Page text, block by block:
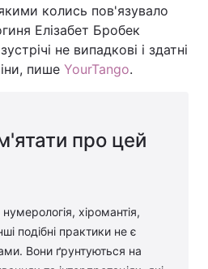
колись пов'язувало
Елізабет Бробек
не випадкові і здатні
пише YourTango.
про цей
хіромантія,
подібні практики не є
Вони ґрунтуються на